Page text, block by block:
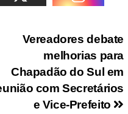
Vereadores debate
melhorias para
Chapadão do Sul em
com Secretários
e Vice-Prefeito